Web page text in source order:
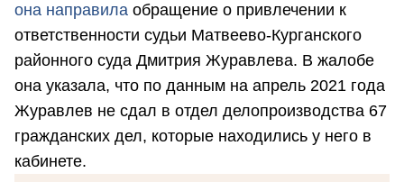
она направила обращение о привлечении к
ответственности судьи Матвеево-Курганского
районного суда Дмитрия Журавлева. В жалобе
она указала, что по данным на апрель 2021 года
Журавлев не сдал в отдел делопроизводства 67
гражданских дел, которые находились у него в
кабинете.